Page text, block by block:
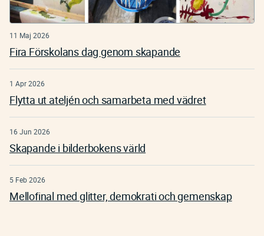
11 Maj 2026
Fira Förskolans dag genom skapande
1 Apr 2026
Flytta ut ateljén och samarbeta med vädret
16 Jun 2026
Skapande i bilderbokens värld
5 Feb 2026
Mellofinal med glitter, demokrati och gemenskap